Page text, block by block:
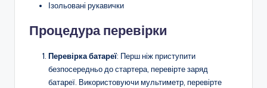
Ізольовані рукавички
Процедура перевірки
Перевірка батареї: Перш ніж приступити
безпосередньо до стартера, перевірте заряд
батареї. Використовуючи мультиметр, перевірте